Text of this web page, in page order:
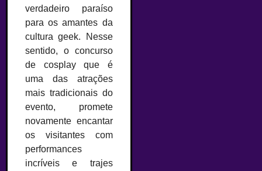
verdadeiro paraíso
para os amantes da
cultura geek. Nesse
sentido, o concurso
de cosplay que é
uma das atrações
mais tradicionais do
evento, promete
novamente encantar
os visitantes com
performances
incríveis e trajes